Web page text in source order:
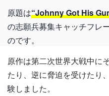
原題は“Johnny Got His
の志願兵募集キャッチフレ
のです。
原作は第二次世界大戦中に
たり、逆に脅迫を受けたり
験しました。